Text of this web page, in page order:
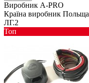
Виробник A-PRO
Країна виробник Польща
ЛГ.2
Toп